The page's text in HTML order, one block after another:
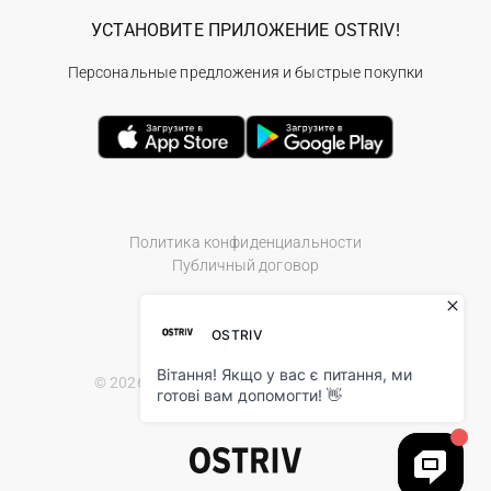
Политика конфиденциальности
Публичный договор
© 2026 Ostriv.ua Store. All Rights Reserved.
УСТАНОВИТЕ ПРИЛОЖЕНИЕ OSTRIV!
Персональные предложения и быстрые покупки